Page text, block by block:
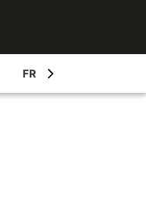
Mon compte
Log-in
FR